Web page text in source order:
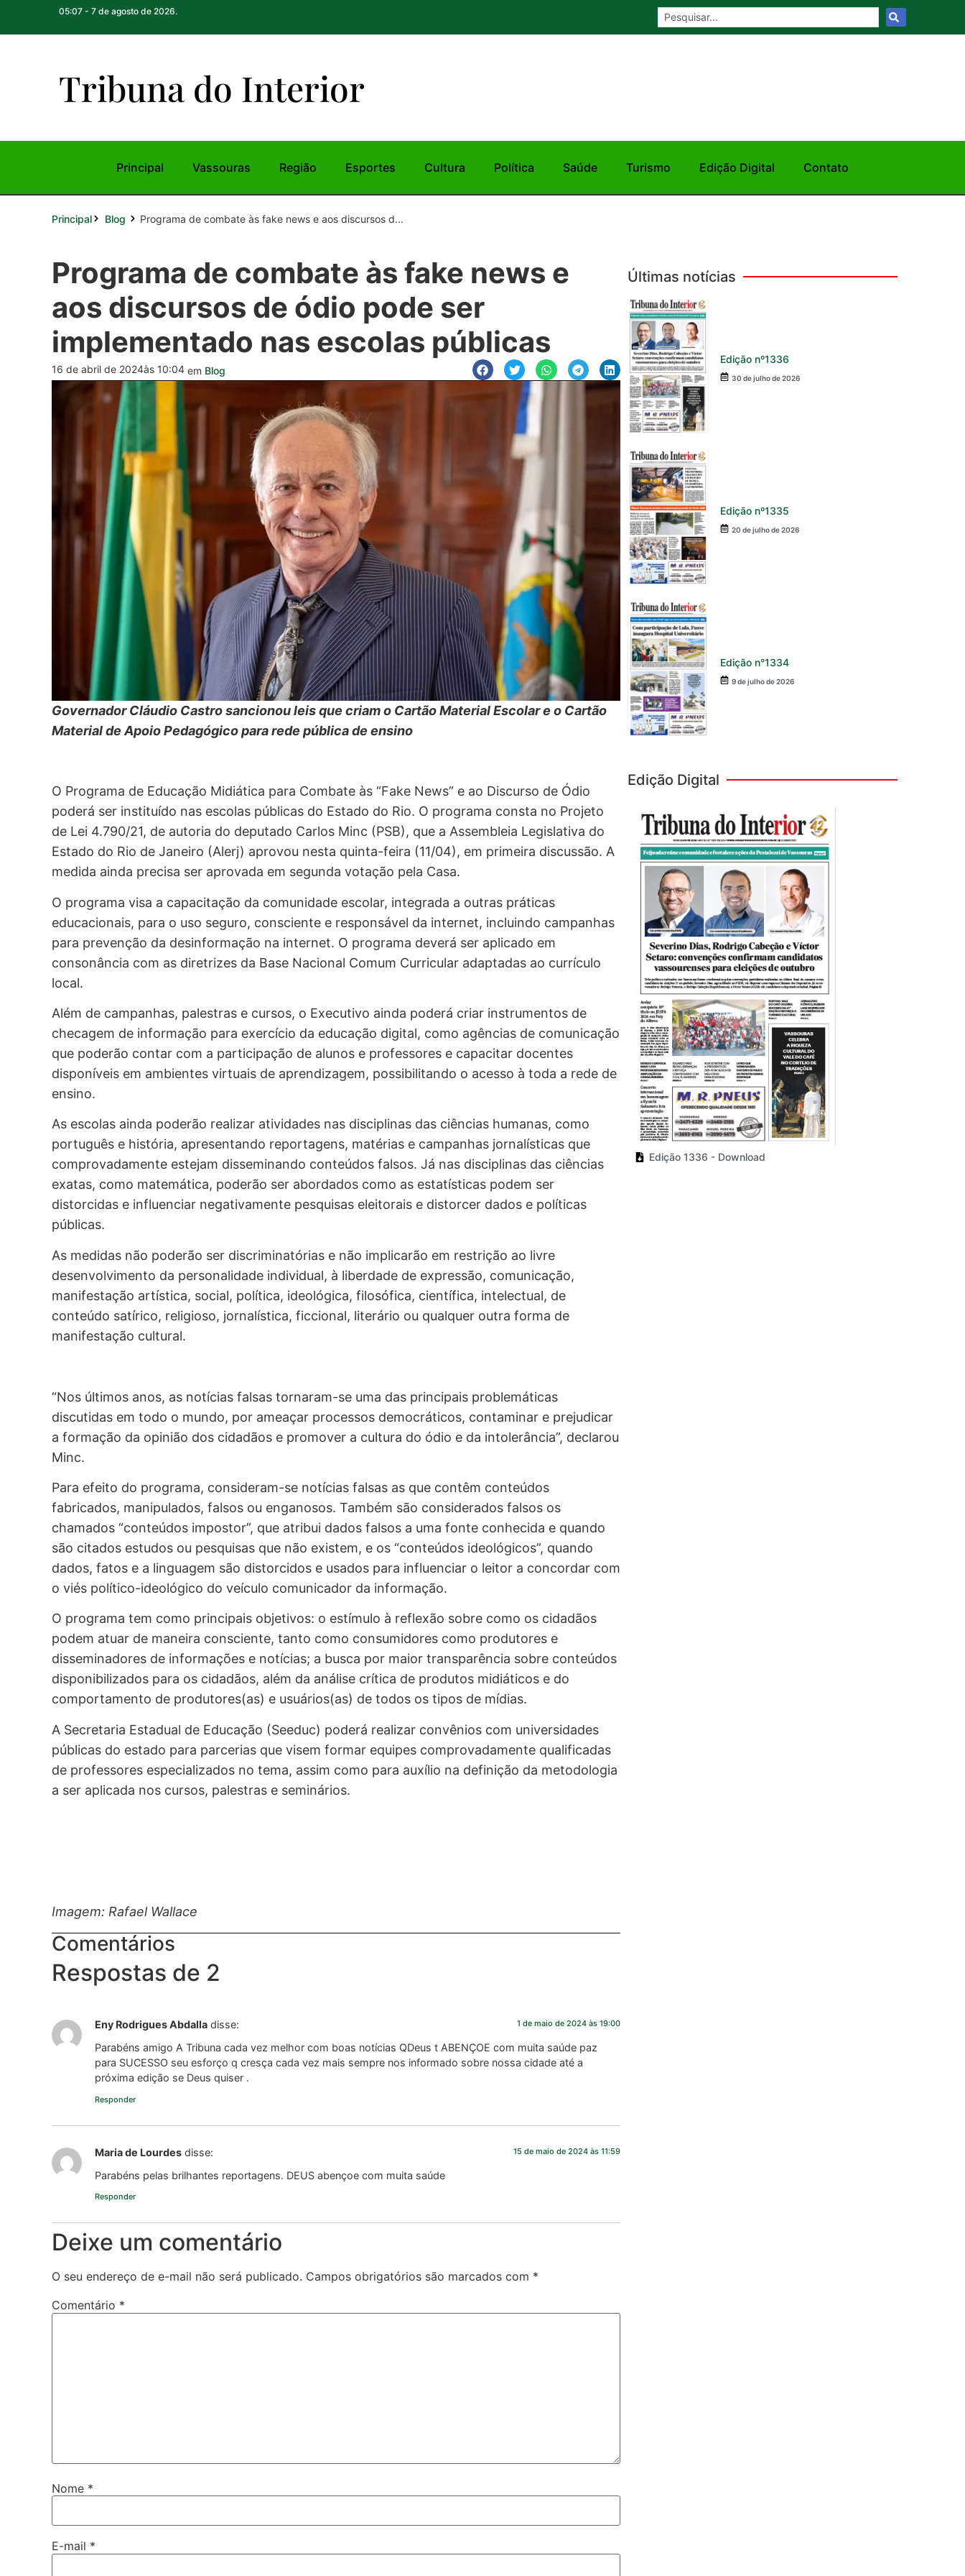
05:07 - 7 de agosto de 2026.
Tribuna do Interior
Principal Vassouras Região Esportes Cultura Política Saúde Turismo Edição Digital Contato
Principal Blog Programa de combate às fake news e aos discursos d...
Programa de combate às fake news e
aos discursos de ódio pode ser
implementado nas escolas públicas
16 de abril de 2024às 10:04 em Blog
Governador Cláudio Castro sancionou leis que criam o Cartão Material Escolar e o Cartão
Material de Apoio Pedagógico para rede pública de ensino
O Programa de Educação Midiática para Combate às “Fake News” e ao Discurso de Ódio
poderá ser instituído nas escolas públicas do Estado do Rio. O programa consta no Projeto
de Lei 4.790/21, de autoria do deputado Carlos Minc (PSB), que a Assembleia Legislativa do
Estado do Rio de Janeiro (Alerj) aprovou nesta quinta-feira (11/04), em primeira discussão. A
medida ainda precisa ser aprovada em segunda votação pela Casa.
O programa visa a capacitação da comunidade escolar, integrada a outras práticas
educacionais, para o uso seguro, consciente e responsável da internet, incluindo campanhas
para prevenção da desinformação na internet. O programa deverá ser aplicado em
consonância com as diretrizes da Base Nacional Comum Curricular adaptadas ao currículo
local.
Além de campanhas, palestras e cursos, o Executivo ainda poderá criar instrumentos de
checagem de informação para exercício da educação digital, como agências de comunicação
que poderão contar com a participação de alunos e professores e capacitar docentes
disponíveis em ambientes virtuais de aprendizagem, possibilitando o acesso à toda a rede de
ensino.
As escolas ainda poderão realizar atividades nas disciplinas das ciências humanas, como
português e história, apresentando reportagens, matérias e campanhas jornalísticas que
comprovadamente estejam disseminando conteúdos falsos. Já nas disciplinas das ciências
exatas, como matemática, poderão ser abordados como as estatísticas podem ser
distorcidas e influenciar negativamente pesquisas eleitorais e distorcer dados e políticas
públicas.
As medidas não poderão ser discriminatórias e não implicarão em restrição ao livre
desenvolvimento da personalidade individual, à liberdade de expressão, comunicação,
manifestação artística, social, política, ideológica, filosófica, científica, intelectual, de
conteúdo satírico, religioso, jornalística, ficcional, literário ou qualquer outra forma de
manifestação cultural.
“Nos últimos anos, as notícias falsas tornaram-se uma das principais problemáticas
discutidas em todo o mundo, por ameaçar processos democráticos, contaminar e prejudicar
a formação da opinião dos cidadãos e promover a cultura do ódio e da intolerância”, declarou
Minc.
Para efeito do programa, consideram-se notícias falsas as que contêm conteúdos
fabricados, manipulados, falsos ou enganosos. Também são considerados falsos os
chamados “conteúdos impostor”, que atribui dados falsos a uma fonte conhecida e quando
são citados estudos ou pesquisas que não existem, e os “conteúdos ideológicos”, quando
dados, fatos e a linguagem são distorcidos e usados para influenciar o leitor a concordar com
o viés político-ideológico do veículo comunicador da informação.
O programa tem como principais objetivos: o estímulo à reflexão sobre como os cidadãos
podem atuar de maneira consciente, tanto como consumidores como produtores e
disseminadores de informações e notícias; a busca por maior transparência sobre conteúdos
disponibilizados para os cidadãos, além da análise crítica de produtos midiáticos e do
comportamento de produtores(as) e usuários(as) de todos os tipos de mídias.
A Secretaria Estadual de Educação (Seeduc) poderá realizar convênios com universidades
públicas do estado para parcerias que visem formar equipes comprovadamente qualificadas
de professores especializados no tema, assim como para auxílio na definição da metodologia
a ser aplicada nos cursos, palestras e seminários.
Imagem: Rafael Wallace
Comentários
Respostas de 2
Eny Rodrigues Abdalla disse: 1 de maio de 2024 às 19:00
Parabéns amigo A Tribuna cada vez melhor com boas notícias QDeus t ABENÇOE com muita saúde paz
para SUCESSO seu esforço q cresça cada vez mais sempre nos informado sobre nossa cidade até a
próxima edição se Deus quiser .
Responder
Maria de Lourdes disse: 15 de maio de 2024 às 11:59
Parabéns pelas brilhantes reportagens. DEUS abençoe com muita saúde
Responder
Deixe um comentário
O seu endereço de e-mail não será publicado. Campos obrigatórios são marcados com *
Comentário *
Nome *
E-mail *
Últimas notícias
Edição nº1336
30 de julho de 2026
Edição nº1335
20 de julho de 2026
Edição n°1334
9 de julho de 2026
Edição Digital
Edição 1336 - Download